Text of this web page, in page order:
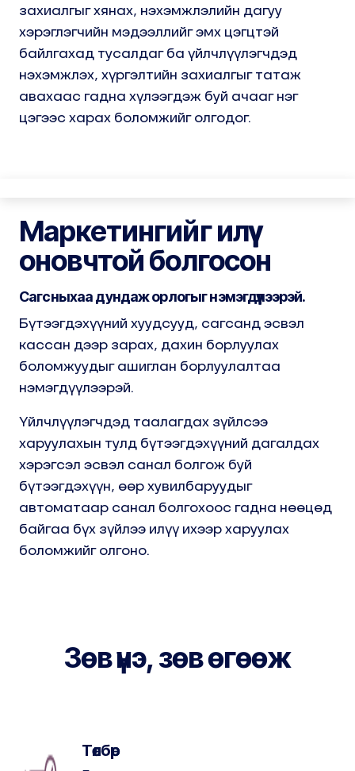
захиалгыг хянах, нэхэмжлэлийн дагуу
хэрэглэгчийн мэдээллийг эмх цэгцтэй
байлгахад тусалдаг ба үйлчлүүлэгчдэд
нэхэмжлэх, хүргэлтийн захиалгыг татаж
авахаас гадна хүлээгдэж буй ачааг нэг
цэгээс харах боломжийг олгодог.
Маркетингийг илүү
оновчтой болгосон
Сагсныхаа дундаж орлогыг нэмэгдүүлээрэй.
Бүтээгдэхүүний хуудсууд, сагсанд эсвэл
кассан дээр зарах, дахин борлуулах
боломжуудыг ашиглан борлуулалтаа
нэмэгдүүлээрэй.
Үйлчлүүлэгчдэд таалагдах зүйлсээ
харуулахын тулд бүтээгдэхүүний дагалдах
хэрэгсэл эсвэл санал болгож буй
бүтээгдэхүүн, өөр хувилбаруудыг
автоматаар санал болгохоос гадна нөөцөд
байгаа бүх зүйлээ илүү ихээр харуулах
боломжийг олгоно.
Зөв үнэ, зөв өгөөж
Төлбөр